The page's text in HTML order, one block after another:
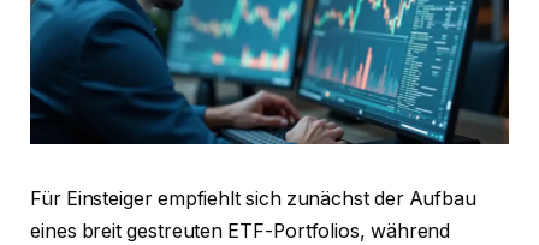
Für Einsteiger empfiehlt sich zunächst der Aufbau
eines breit gestreuten ETF-Portfolios, während